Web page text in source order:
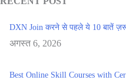
DXN Join करने से पहले ये 10 बातें
अगस्त 6, 2026
Best Online Skill Courses with